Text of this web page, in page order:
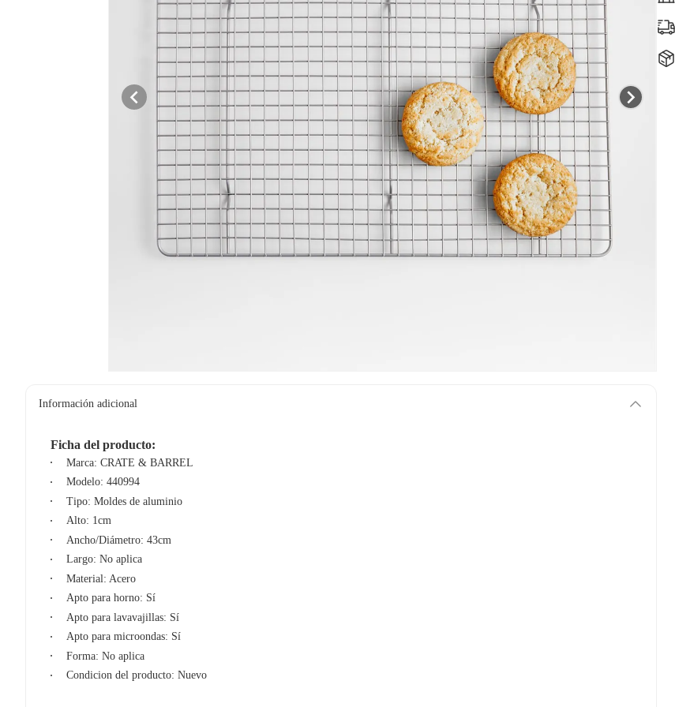
Información adicional
Ficha del producto:
Marca: CRATE & BARREL
Modelo: 440994
Tipo: Moldes de aluminio
Alto: 1cm
Ancho/Diámetro: 43cm
Largo: No aplica
Material: Acero
Apto para horno: Sí
Apto para lavavajillas: Sí
Apto para microondas: Sí
Forma: No aplica
Condicion del producto: Nuevo